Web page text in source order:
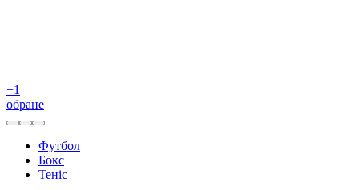
+1
обране
Футбол
Бокс
Теніс